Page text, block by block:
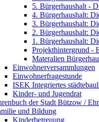
5. Bürgerhaushalt -
4. Bürgerhaushalt:
3. Bürgerhaushalt:
2. Bürgerhaushalt:
1. Bürgerhaushalt:
Projekthintergrund -
Materalien
Einwohnerversammlungen
Einwohnerfragestunde
ISEK Integriertes
Kinder- und Jugendrat
der Stadt Bützow /
und Bildung
Kinderbetreuung